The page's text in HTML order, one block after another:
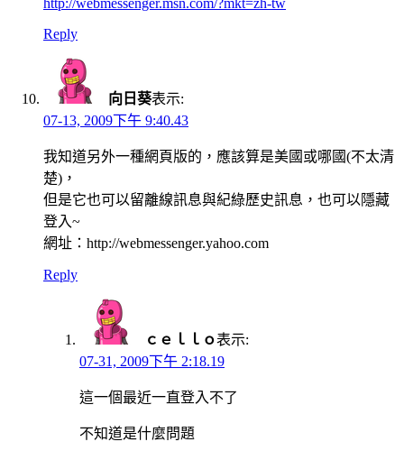
Reply
向日葵表示:
07-13, 2009下午 9:40.43
我知道另外一種網頁版的，應該算是美國或哪國(不太清
楚)，
但是它也可以留離線訊息與紀綠歷史訊息，也可以隱藏
登入~
網址：http://webmessenger.yahoo.com
Reply
ｃｅｌｌｏ表示:
07-31, 2009下午 2:18.19
這一個最近一直登入不了
不知道是什麼問題